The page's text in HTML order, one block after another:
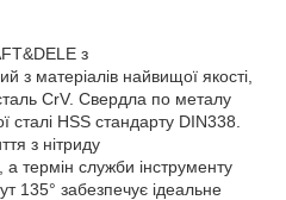
з
з матеріалів найвищої якості,
CrV. Свердла по металу
сталі HSS стандарту DIN338.
з нітриду
а термін служби інструменту
135° забезпечує ідеальне